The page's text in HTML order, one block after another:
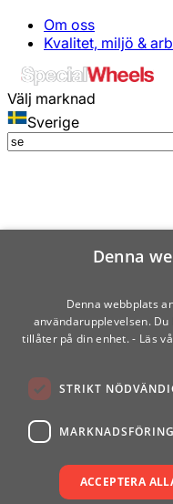
Om oss
Kvalitet, miljö &
Välj marknad
Sverige
Denna
Denna webbplats
användarupplevelsen.
tillåter på din enhet. - Läs
STRIKT
MARKNADSFÖRING
ACCEPTERA